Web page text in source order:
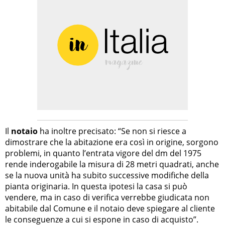
Il notaio ha inoltre precisato: “Se non si riesce a
dimostrare che la abitazione era così in origine, sorgono
problemi, in quanto l’entrata vigore del dm del 1975
rende inderogabile la misura di 28 metri quadrati, anche
se la nuova unità ha subito successive modifiche della
pianta originaria. In questa ipotesi la casa si può
vendere, ma in caso di verifica verrebbe giudicata non
abitabile dal Comune e il notaio deve spiegare al cliente
le conseguenze a cui si espone in caso di acquisto”.